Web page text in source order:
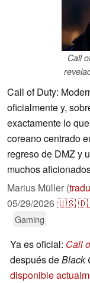
Call
Call of Duty:
oficialmente y,
exactamente lo
coreano centrado
regreso de DMZ y
muchos
Marius Müller (
05/29/2026🇺🇸
Gaming
Ya es oficial: Call
después deBlack
disponible